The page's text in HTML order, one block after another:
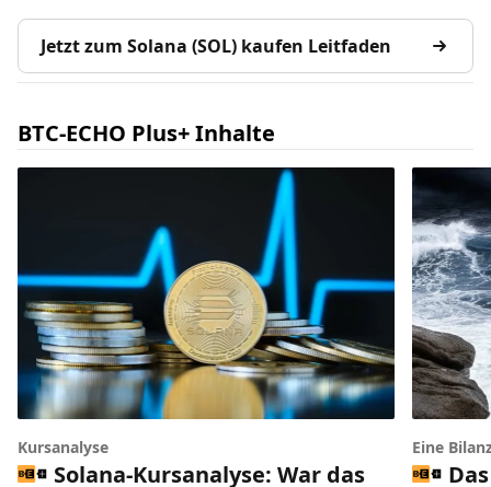
Jetzt zum Solana (SOL) kaufen Leitfaden
BTC-ECHO Plus+ Inhalte
Kursanalyse
Solana-Kursanalyse: War das
Eine